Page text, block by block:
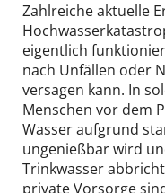
Zahlreiche aktuelle
eigentlich
nach Unfällen oder
versagen kann. In
Menschen vor dem
Wasser aufgrund
ungenießbar wird
Trinkwasser
private Vorsorge